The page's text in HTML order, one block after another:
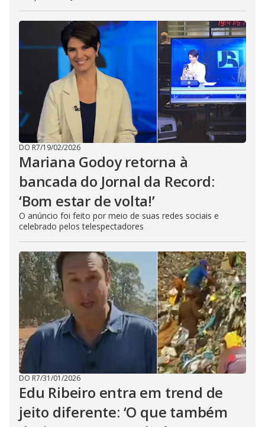
DO R7/19/02/2026
Mariana Godoy retorna à
bancada do Jornal da Record:
‘Bom estar de volta!’
O anúncio foi feito por meio de suas redes sociais e
celebrado pelos telespectadores
DO R7/31/01/2026
Edu Ribeiro entra em trend de
jeito diferente: ‘O que também